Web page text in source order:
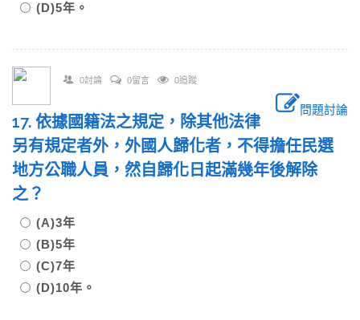
(D)5年。
0討論 0留言 0追蹤
問題討論
17. 依據國籍法之規定，除其他法律
另有規定者外，外國人歸化者，不得擔任民選
地方公職人員，然自歸化日起滿幾年後解除
之？
(A)3年
(B)5年
(C)7年
(D)10年。